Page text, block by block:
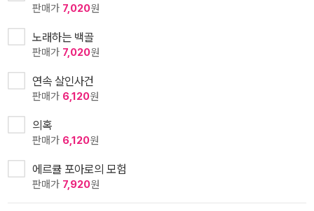
판매가 7,020원
노래하는 백골
판매가 7,020원
연속 살인사건
판매가 6,120원
의혹
판매가 6,120원
에르큘 포아로의 모험
판매가 7,920원